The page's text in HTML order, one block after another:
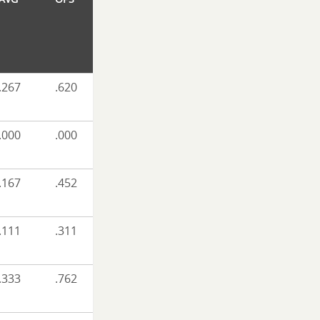
.620
.000
.452
.311
.762